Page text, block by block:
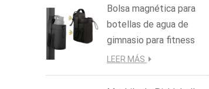
Bolsa magnética para
botellas de agua de
gimnasio para fitness
LEER MÁS